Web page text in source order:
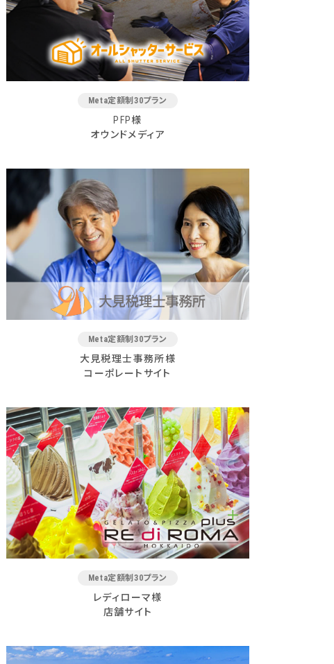
Meta定額制30プラン
PFP様
オウンドメディア
Meta定額制30プラン
大見税理士事務所様
コーポレートサイト
Meta定額制30プラン
レディローマ様
店舗サイト